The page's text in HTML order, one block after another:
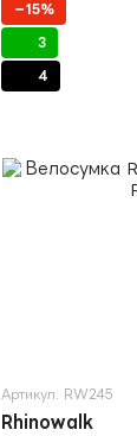
−15%
3
4
Артикул: RW245
Rhinowalk